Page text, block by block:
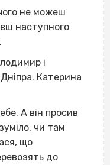
не можеш
наступного
і
Катерина
А він просив
чи там
що
до